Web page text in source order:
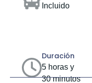
Incluido
Duración
5 horas y
30 minutos